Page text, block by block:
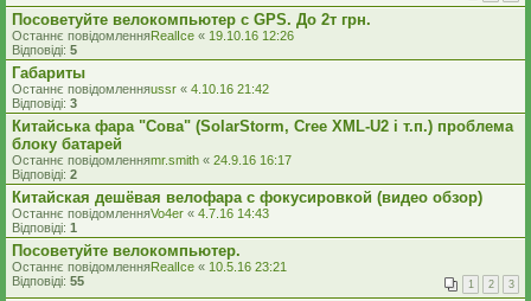
Посоветуйте велокомпьютер с GPS. До 2т грн.
Останнє повідомленняRealIce « 19.10.16 12:26
Відповіді: 5
Габариты
Останнє повідомленняussr « 4.10.16 21:42
Відповіді: 3
Китайська фара "Сова" (SolarStorm, Cree XML-U2 і т.п.) проблема
блоку батарей
Останнє повідомленняmr.smith « 24.9.16 16:17
Відповіді: 2
Китайская дешёвая велофара с фокусировкой (видео обзор)
Останнє повідомленняVo4er « 4.7.16 14:43
Відповіді: 1
Посоветуйте велокомпьютер.
Останнє повідомленняRealIce « 10.5.16 23:21
Відповіді: 55 1 2 3